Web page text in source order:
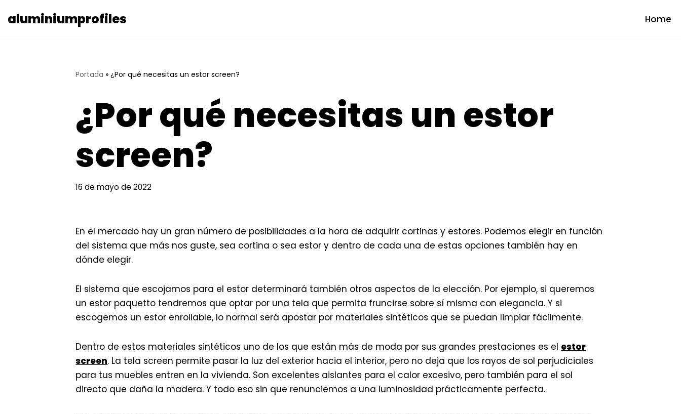
aluminiumprofiles Home
Portada »¿Por qué necesitas un estor screen?
¿Por qué necesitas un estor
screen?
16 de mayo de 2022
En el mercado hay un gran número de posibilidades a la hora de adquirir cortinas y estores. Podemos elegir en función
del sistema que más nos guste, sea cortina o sea estor y dentro de cada una de estas opciones también hay en
dónde elegir.
El sistema que escojamos para el estor determinará también otros aspectos de la elección. Por ejemplo, si queremos
un estor paquetto tendremos que optar por una tela que permita fruncirse sobre sí misma con elegancia. Y si
escogemos un estor enrollable, lo normal será apostar por materiales sintéticos que se puedan limpiar fácilmente.
Dentro de estos materiales sintéticos uno de los que están más de moda por sus grandes prestaciones es el estor
screen. La tela screen permite pasar la luz del exterior hacia el interior, pero no deja que los rayos de sol perjudiciales
para tus muebles entren en la vivienda. Son excelentes aislantes para el calor excesivo, pero también para el sol
directo que daña la madera. Y todo eso sin que renunciemos a una luminosidad prácticamente perfecta.